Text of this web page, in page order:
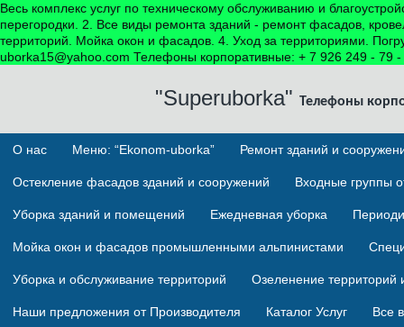
Весь комплекс услуг по техническому обслуживанию и
перегородки. 2. Все виды ремонта зданий - ремонт фасадов,
территорий. Мойка окон и фасадов. 4. Уход за территориями.
uborka15@yahoo.com Телефоны корпоративные: + 7 926 249 - 79
"Superuborka" Телефоны
О нас Меню: “Ekonom-uborka” Ремонт зданий и
Остекление фасадов зданий и сооружений Входные группы
Уборка зданий и помещений Ежедневная уборка
Мойка окон и фасадов промышленными альпинистами
Уборка и обслуживание территорий Озеленение территорий
Наши предложения от Производителя Каталог Услуг Все